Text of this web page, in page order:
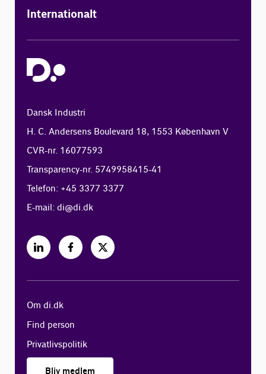
Internationalt
Dansk Industri
H. C. Andersens Boulevard 18, 1553 København V
CVR-nr. 16077593
Transparency-nr. 5749958415-41
Telefon: +45 3377 3377
E-mail:di@di.dk
Om di.dk
Find person
Privatlivspolitik
Bliv medlem